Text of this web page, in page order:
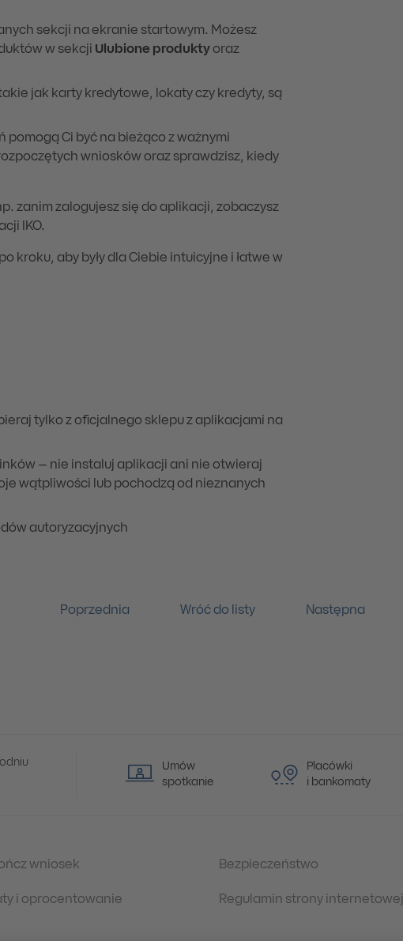
sekcji na ekranie startowym. Możesz
w sekcji Ulubione produkty oraz
jak karty kredytowe, lokaty czy kredyty, są
Ci być na bieżąco z ważnymi
wniosków oraz sprawdzisz, kiedy
zanim zalogujesz się do aplikacji, zobaczysz
IKO.
kroku, aby były dla Ciebie intuicyjne i łatwe w
tylko z oficjalnego sklepu z aplikacjami na
– nie instaluj aplikacji ani nie otwieraj
wątpliwości lub pochodzą od nieznanych
autoryzacyjnych
Poprzednia Wróć do listy Następna
Umów
spotkanie
Placówki
i bankomaty
wniosek
i oprocentowanie
Bezpieczeństwo
Regulamin strony internetowej